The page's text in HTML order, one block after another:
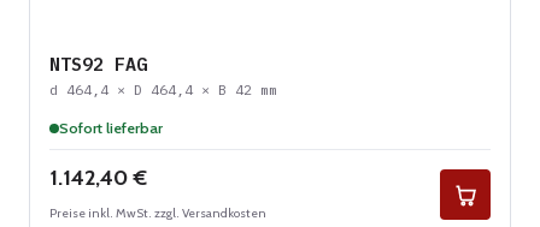
NTS92 FAG
d 464,4 × D 464,4 × B 42 mm
Sofort lieferbar
Regulärer Preis:
1.142,40 €
Preise inkl. MwSt. zzgl. Versandkosten